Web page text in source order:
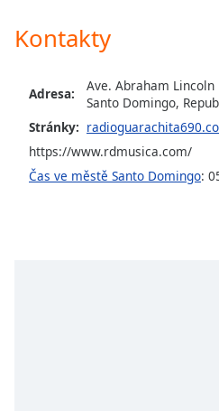
Font
Family
Done
Close
Modal
Dialog
Kontakty
Adresa:
Ave. Abraham Lincoln
Santo Domingo,
Stránky:
https://www.rdmusica.com/
Čas ve městě Santo Domingo: